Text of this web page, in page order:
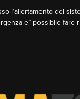
l’allertamento del
e” possibile fare